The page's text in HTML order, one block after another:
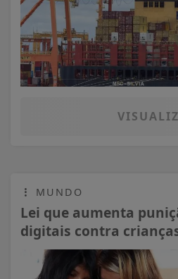
MUNDO
Lei que aumenta
digitais contra